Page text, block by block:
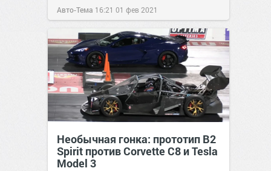
Авто-Тема 16:21 01 фев 2021
Необычная гонка: прототип B2
Spirit против Corvette C8 и Tesla
Model 3